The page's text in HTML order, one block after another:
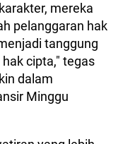
mereka
pelanggaran hak
tanggung
cipta," tegas
dalam
Minggu